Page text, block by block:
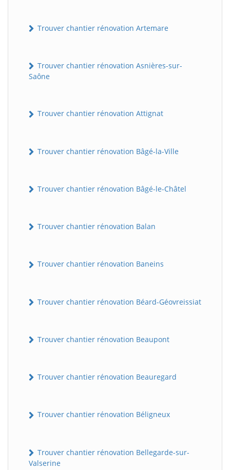
Trouver chantier rénovation Artemare
Trouver chantier rénovation Asnières-sur-
Saône
Trouver chantier rénovation Attignat
Trouver chantier rénovation Bâgé-la-Ville
Trouver chantier rénovation Bâgé-le-Châtel
Trouver chantier rénovation Balan
Trouver chantier rénovation Baneins
Trouver chantier rénovation Béard-Géovreissiat
Trouver chantier rénovation Beaupont
Trouver chantier rénovation Beauregard
Trouver chantier rénovation Béligneux
Trouver chantier rénovation Bellegarde-sur-
Valserine